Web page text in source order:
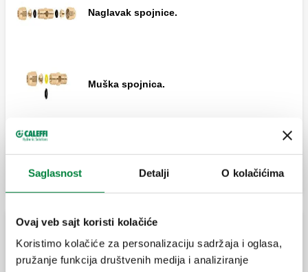
Saglasnost Detalji O kolačićima
Ovaj veb sajt koristi kolačiće
Koristimo kolačiće za personalizaciju sadržaja i oglasa,
pružanje funkcija društvenih medija i analiziranje
Bočni muški T-nastavak.
Centralni muški T-nastavak.
Naglavak spojnice.
Muška spojnica.
Kolenasta spojnica.
Muška kolenasta spojnica.
O-prstenom